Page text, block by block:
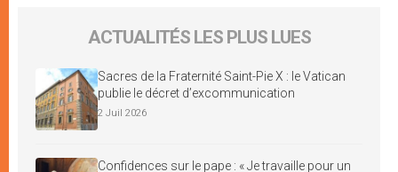
ACTUALITÉS LES PLUS LUES
Sacres de la Fraternité Saint-Pie X : le Vatican
publie le décret d’excommunication
2 Juil 2026
Confidences sur le pape : « Je travaille pour un